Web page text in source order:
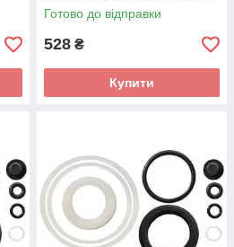
Готово до відправки
528 ₴
Купити